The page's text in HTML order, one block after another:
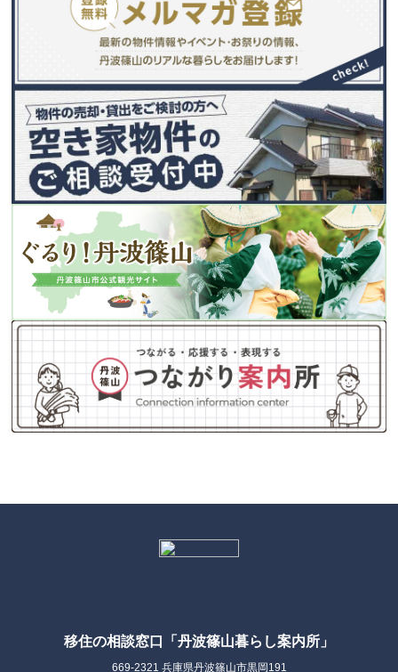
移住の相談窓口「丹波篠山暮らし案内所」
669-2321 兵庫県丹波篠山市黒岡191